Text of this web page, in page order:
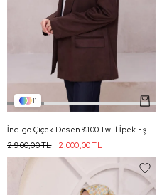
11
İndigo Çiçek Desen %100 Twill İpek Eşarp 4204 - 52
2.000,00 TL
2.900,00 TL